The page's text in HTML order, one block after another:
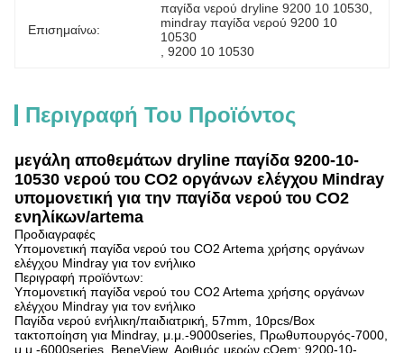
Επισημαίνω:
παγίδα νερού dryline 9200 10 10530
mindray παγίδα νερού 9200 10
10530
, 9200 10 10530
Περιγραφή Του Προϊόντος
μεγάλη αποθεμάτων dryline παγίδα 9200-10-
10530 νερού του CO2 οργάνων ελέγχου Mindray
υπομονετική για την παγίδα νερού του CO2
ενηλίκων/artema
Προδιαγραφές
Υπομονετική παγίδα νερού του CO2 Artema χρήσης οργάνων
ελέγχου Mindray για τον ενήλικο
Περιγραφή προϊόντων:
Υπομονετική παγίδα νερού του CO2 Artema χρήσης οργάνων
ελέγχου Mindray για τον ενήλικο
Παγίδα νερού ενήλικη/παιδιατρική, 57mm, 10pcs/Box
τακτοποίηση για Mindray, μ.μ.-9000series, Πρωθυπουργός-7000,
μ.μ.-6000series, BeneView. Αριθμός μερών cOem: 9200-10-